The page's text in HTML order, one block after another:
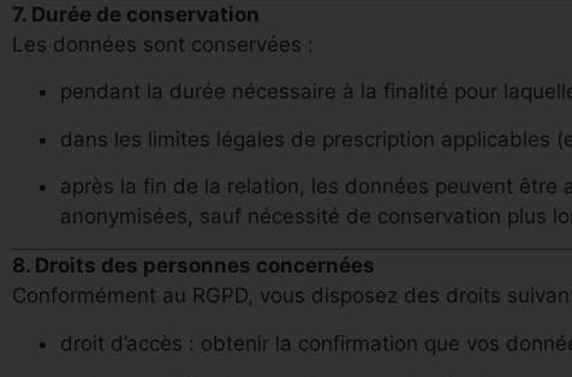
7. Durée de conservation
Les données sont conservées :
pendant la durée nécessaire à la finalité pour
dans les limites légales de prescription applicables
après la fin de la relation, les données peuvent
anonymisées, sauf nécessité de conservation plus
8. Droits des personnes concernées
Conformément au RGPD, vous disposez des droits
droit d’accès : obtenir la confirmation que vos